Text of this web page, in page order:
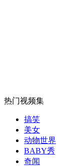
女孩北京地
无痛分娩是
热门视频集
搞笑
美女
动物世界
BABY秀
奇闻